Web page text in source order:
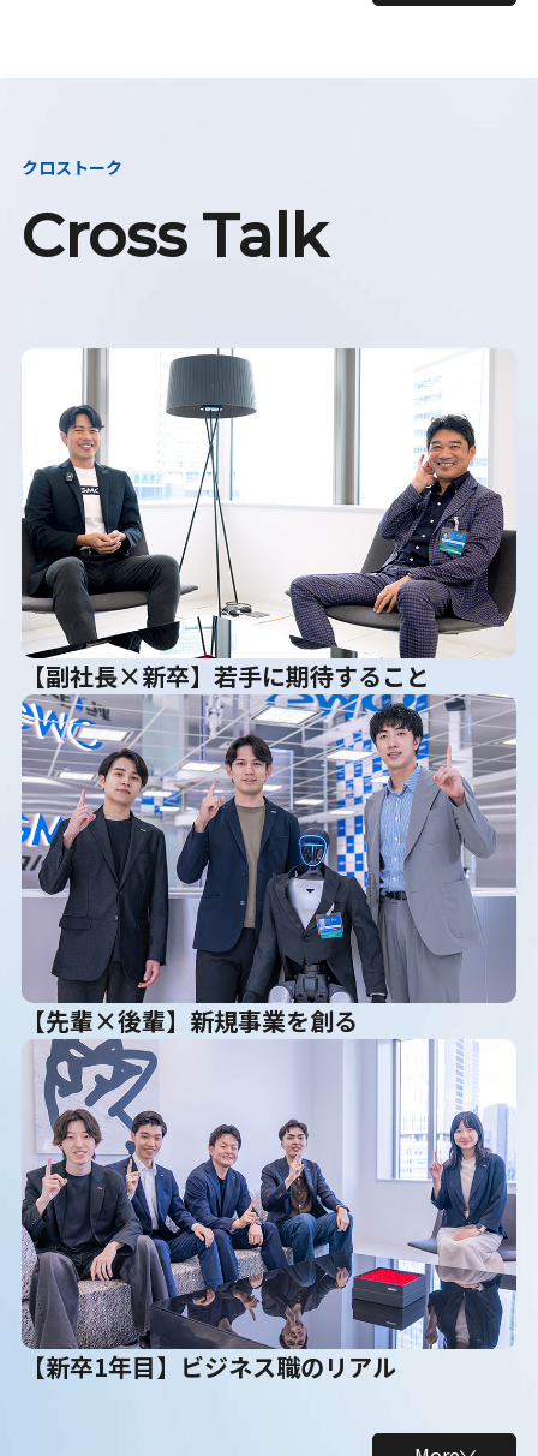
クロストーク
Cross Talk
【副社長×新卒】若手に期待すること
【先輩×後輩】新規事業を創る
【新卒1年目】ビジネス職のリアル